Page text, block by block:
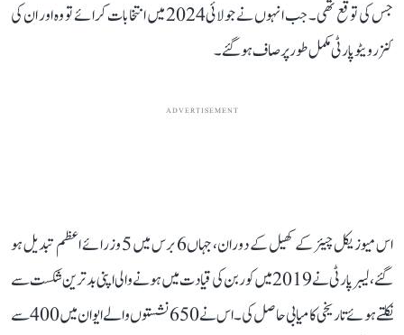
جس کی توقع تھی۔ جب انہوں نے جولائی 2024 میں انتخابات کرائے تو وہ اور ان کی
کنزرویٹو پارٹی مکمل طور پر صاف ہو گئے۔
ADVERTISEMENT
اس میوزیکل چیئر کے کھیل کے دوران، جہاں 6 برس میں 5 وزرائے اعظم تبدیل ہو
گئے، لیبر پارٹی نے 2019 میں کوربن کی قیادت میں ہونے والی اپنی بدترین شکست سے
نکلتے ہوئے تاریخی کامیابی حاصل کی۔ اس نے 650 نشستوں والے ایوان میں 400 سے